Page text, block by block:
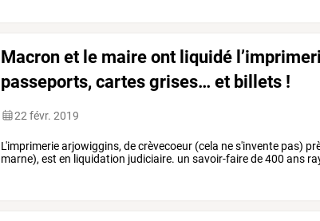
Macron et le maire ont liquidé
passeports, cartes grises… et billets !
22 févr. 2019
L'imprimerie arjowiggins, de crèvecoeur (cela ne s'invente pas)
marne), est en liquidation judiciaire. un savoir-faire de 400 ans